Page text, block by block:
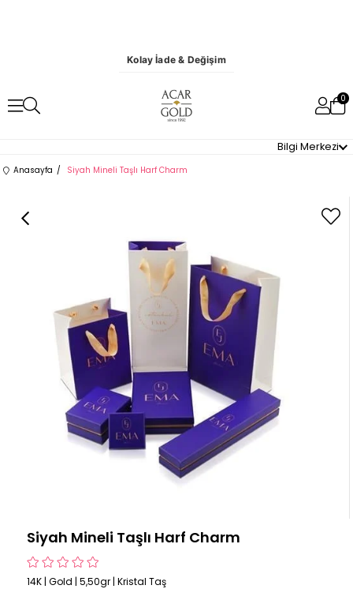
Kolay İade & Değişim
0
Bilgi Merkezi
Anasayfa Siyah Mineli Taşlı Harf Charm
Siyah Mineli Taşlı Harf Charm
14K | Gold | 5,50gr | Kristal Taş